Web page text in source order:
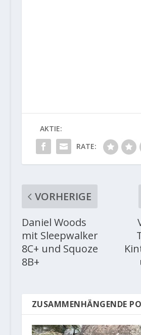
AKTIE:
RATE:
VORHERIGE
Daniel Woods
mit Sleepwalker
8C+ und Squoze
8B+
ZUSAMMENHÄNGENDE